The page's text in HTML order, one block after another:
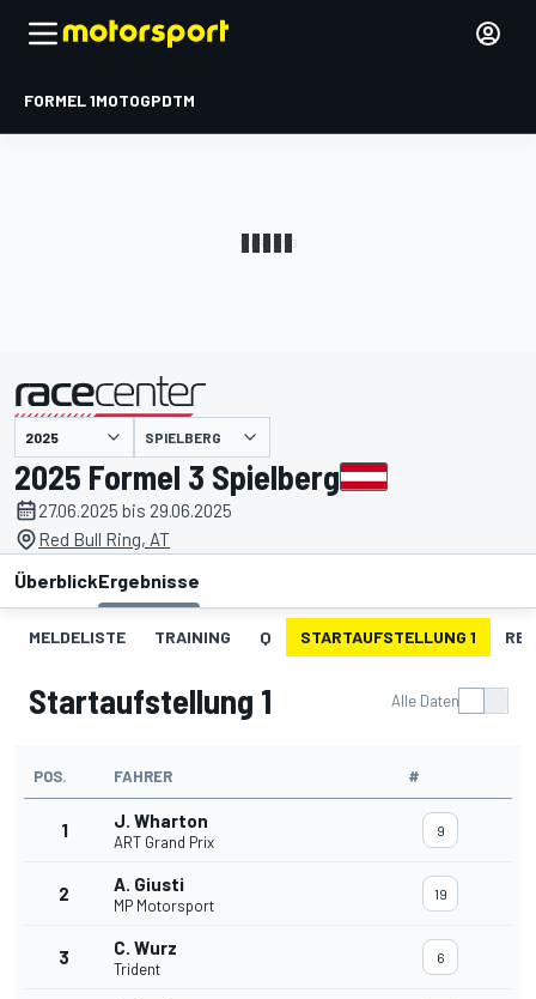
FORMEL 1MOTOGPDTM
SPIELBERG
2025 Formel 3 Spielberg
27.06.2025 bis 29.06.2025
Red Bull Ring, AT
ÜberblickErgebnisse
MELDELISTE TRAINING Q STARTAUFSTELLUNG 1
Startaufstellung 1 Alle Daten
POS. FAHRER #
1 J. Wharton
ART Grand Prix
9
2 A. Giusti
MP Motorsport
19
3 C. Wurz
Trident
6